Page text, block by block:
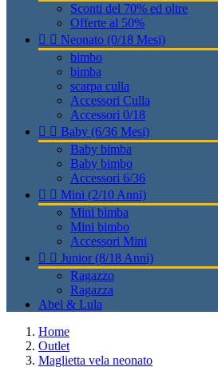
Sconti del 70% ed oltre
Offerte al 50%
  Neonato (0/18 Mesi)
bimbo
bimba
scarpa culla
Accessori Culla
Accessori 0/18
  Baby (6/36 Mesi)
Baby bimba
Baby bimbo
Accessori 6/36
  Mini (2/10 Anni)
Mini bimba
Mini bimbo
Accessori Mini
  Junior (8/18 Anni)
Ragazzo
Ragazza
Abel & Lula
Home
Outlet
Maglietta vela neonato